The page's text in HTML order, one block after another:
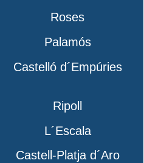
Roses
Palamós
Castelló d´Empúries
Ripoll
L´Escala
Castell-Platja d´Aro